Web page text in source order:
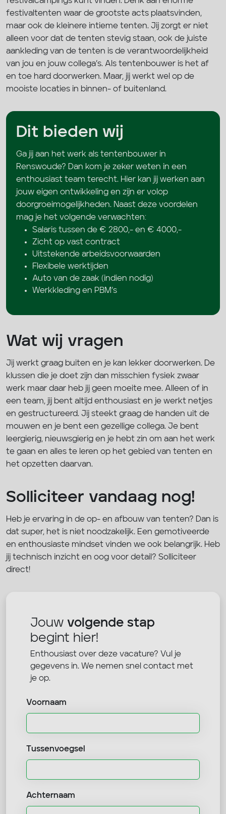
festivaltenten waar de grootste acts plaatsvinden,
maar ook de kleinere intieme tenten. Jij zorgt er niet
alleen voor dat de tenten stevig staan, ook de juiste
aankleding van de tenten is de verantwoordelijkheid
van jou en jouw collega’s. Als tentenbouwer is het af
en toe hard doorwerken. Maar, jij werkt wel op de
mooiste locaties in binnen- of buitenland.
Dit bieden wij
Ga jij aan het werk als tentenbouwer in
Renswoude? Dan kom je zeker weten in een
enthousiast team terecht. Hier kan jij werken aan
jouw eigen ontwikkeling en zijn er volop
doorgroeimogelijkheden. Naast deze voordelen
mag je het volgende verwachten:
Salaris tussen de € 2800,- en € 4000,-
Zicht op vast contract
Uitstekende arbeidsvoorwaarden
Flexibele werktijden
Auto van de zaak (indien nodig)
Werkkleding en PBM’s
Wat wij vragen
Jij werkt graag buiten en je kan lekker doorwerken. De
klussen die je doet zijn dan misschien fysiek zwaar
werk maar daar heb jij geen moeite mee. Alleen of in
een team, jij bent altijd enthousiast en je werkt netjes
en gestructureerd. Jij steekt graag de handen uit de
mouwen en je bent een gezellige collega. Je bent
leergierig, nieuwsgierig en je hebt zin om aan het werk
te gaan en alles te leren op het gebied van tenten en
het opzetten daarvan.
Solliciteer vandaag nog!
Heb je ervaring in de op- en afbouw van tenten? Dan is
dat super, het is niet noodzakelijk. Een gemotiveerde
en enthousiaste mindset vinden we ook belangrijk. Heb
jij technisch inzicht en oog voor detail? Solliciteer
direct!
Jouw volgende stap
begint hier!
Enthousiast over deze vacature? Vul je
gegevens in. We nemen snel contact met
je op.
Voornaam
Tussenvoegsel
Achternaam